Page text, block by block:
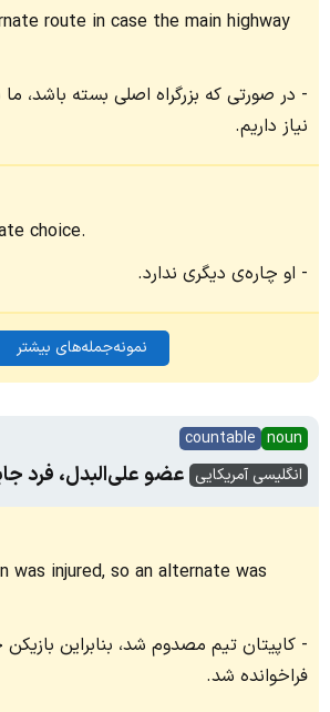
route in case the main highway
در صورتی که بزرگراه اصلی بسته باشد،
نیاز داریم.
choice.
او چاره‌ی دیگری ندارد.
نمونه‌جمله‌های بیشتر
noun
countable
انگلیسی آمریکایی عضو علی‌البدل، فرد
was injured, so an alternate was
کاپیتان تیم مصدوم شد، بنابراین بازیکن
فراخوانده شد.